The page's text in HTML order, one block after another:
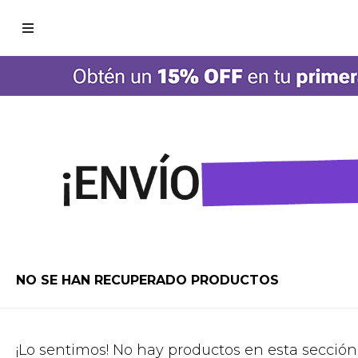

NO SE HAN RECUPERADO PRODUCTOS
¡Lo sentimos! No hay productos en esta